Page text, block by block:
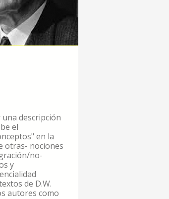
descripción
el
en la
otras- nociones
no-
y
de D.W.
autores como